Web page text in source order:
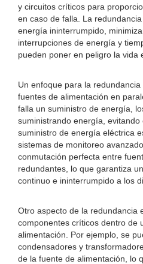
y circuitos críticos para
en caso de falla. La
energía ininterrumpido,
interrupciones de energía y
pueden poner en peligro la vida
Un enfoque para la
fuentes de alimentación en
falla un suministro de energía,
suministrando energía,
suministro de energía eléctrica
sistemas de monitoreo
conmutación perfecta entre
redundantes, lo que garantiza
continuo e ininterrumpido a los
Otro aspecto de la redundancia
componentes críticos dentro de
alimentación. Por ejemplo, se
condensadores y
de la fuente de alimentación, lo